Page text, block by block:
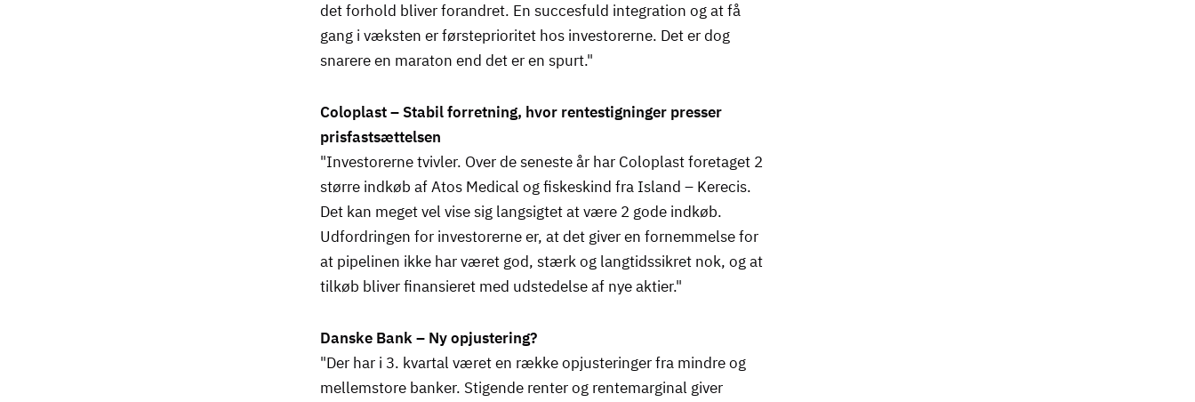
det forhold bliver forandret. En succesfuld integration og at få
gang i væksten er førsteprioritet hos investorerne. Det er dog
snarere en maraton end det er en spurt."
Coloplast – Stabil forretning, hvor rentestigninger presser
prisfastsættelsen
"Investorerne tvivler. Over de seneste år har Coloplast foretaget 2
større indkøb af Atos Medical og fiskeskind fra Island – Kerecis.
Det kan meget vel vise sig langsigtet at være 2 gode indkøb.
Udfordringen for investorerne er, at det giver en fornemmelse for
at pipelinen ikke har været god, stærk og langtidssikret nok, og at
tilkøb bliver finansieret med udstedelse af nye aktier."
Danske Bank – Ny opjustering?
"Der har i 3. kvartal været en række opjusteringer fra mindre og
mellemstore banker. Stigende renter og rentemarginal giver